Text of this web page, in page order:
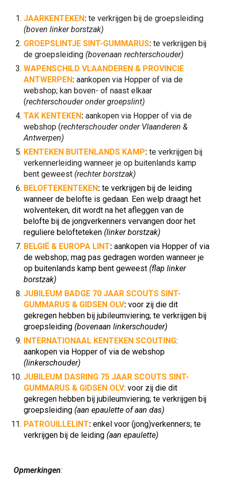
JAARKENTEKEN:te verkrijgen bij de groepsleiding
(boven linker borstzak)
GROEPSLINTJE SINT-GUMMARUS:te verkrijgen bij
de groepsleiding (bovenaan rechterschouder)
WAPENSCHILD VLAANDEREN & PROVINCIE
ANTWERPEN:aankopen via Hopper of via de
webshop; kan boven- of naast elkaar
(rechterschouderonder groepslint)
TAK KENTEKEN:aankopen via Hopper of via de
webshop (rechterschouderonder Vlaanderen &
Antwerpen)
KENTEKEN BUITENLANDS KAMP:te verkrijgen bij
verkennerleiding wanneer je op buitenlands kamp
bent geweest (rechter borstzak)
BELOFTEKENTEKEN:te verkrijgen bij de leiding
wanneer de belofte is gedaan. Een welp draagt het
wolventeken, dit wordt na het afleggen van de
belofte bij de jongverkenners vervangen door het
reguliere belofteteken (linker borstzak)
BELGIË & EUROPA LINT:aankopen via Hopper of via
de webshop; mag pas gedragen worden wanneer je
op buitenlands kamp bent geweest (flap linker
borstzak)
JUBILEUM BADGE 70 JAAR SCOUTS SINT-
GUMMARUS & GIDSEN OLV:voor zij die dit
gekregen hebben bij jubileumviering; te verkrijgen bij
groepsleiding (bovenaan linkerschouder)
INTERNATIONAAL KENTEKEN SCOUTING:
aankopen via Hopper of via de webshop
(linkerschouder)
JUBILEUM DASRING 75 JAAR SCOUTS SINT-
GUMMARUS & GIDSEN OLV:voor zij die dit
gekregen hebben bij jubileumviering; te verkrijgen bij
groepsleiding (aanepaulette of aan das)
PATROUILLELINT:enkel voor (jong)verkenners; te
verkrijgen bij de leiding (aan epaulette)
Opmerkingen: